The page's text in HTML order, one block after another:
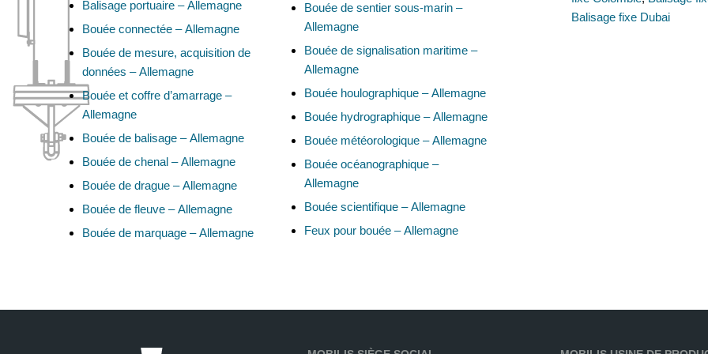
Balisage portuaire – Allemagne
Bouée connectée – Allemagne
Bouée de mesure, acquisition de
données – Allemagne
Bouée et coffre d’amarrage –
Allemagne
Bouée de balisage – Allemagne
Bouée de chenal – Allemagne
Bouée de drague – Allemagne
Bouée de fleuve – Allemagne
Bouée de marquage – Allemagne
Bouée de sentier sous-marin –
Allemagne
Bouée de signalisation maritime –
Allemagne
Bouée houlographique – Allemagne
Bouée hydrographique – Allemagne
Bouée météorologique – Allemagne
Bouée océanographique –
Allemagne
Bouée scientifique – Allemagne
Feux pour bouée – Allemagne
Balisage fixe Dubai